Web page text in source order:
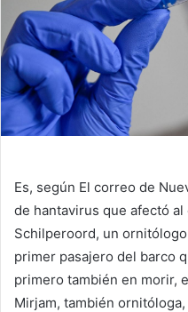
Es, según El correo de
de hantavirus que afectó al
Schilperoord, un
primer pasajero del barco
primero también en morir,
Mirjam, también